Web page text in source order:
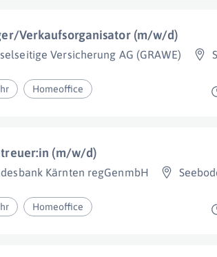
Verkaufsorganisator (m/w/d)
Versicherung AG (GRAWE)
Homeoffice
(m/w/d)
Kärnten regGenmbH
Homeoffice